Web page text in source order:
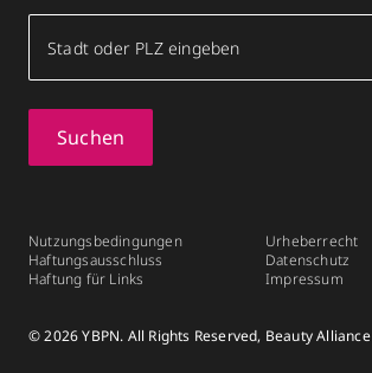
Suchen
Nutzungsbedingungen
Haftungsausschluss
Haftung für Links
Urheberrecht
Datenschutz
Impressum
© 2026 YBPN. All Rights Reserved, Beauty Alliance